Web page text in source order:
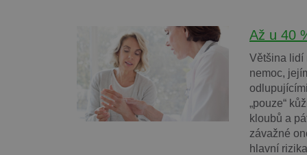
Až u 40
Většina lidí
nemoc,
„pouze“
kloubů a
závažné
hlavní